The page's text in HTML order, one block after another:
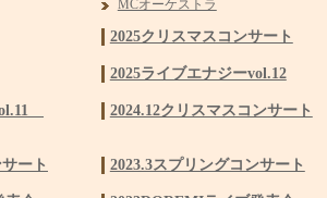
MCオーケストラ
2025クリスマスコンサート
2025ライブエナジーvol.12
2024.12クリスマスコンサート
ート 2023.3スプリングコンサート